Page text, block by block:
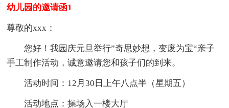
幼儿园的邀请函1
尊敬的xxx：
您好！我园庆元旦举行”奇思妙想，变废为宝“亲子
手工制作活动，诚意邀请您和孩子们的到来。
活动时间：12月30日上午八点半（星期五）
活动地点：操场入一楼大厅